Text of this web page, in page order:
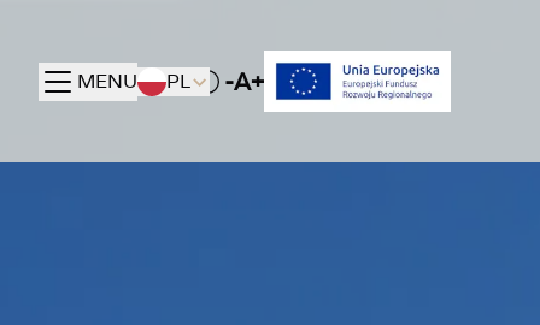
MENU PLToggle High contrast mode
-A+